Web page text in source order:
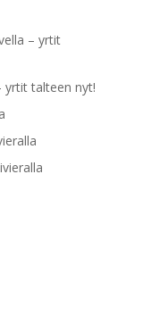
– yrtit
yrtit talteen nyt!